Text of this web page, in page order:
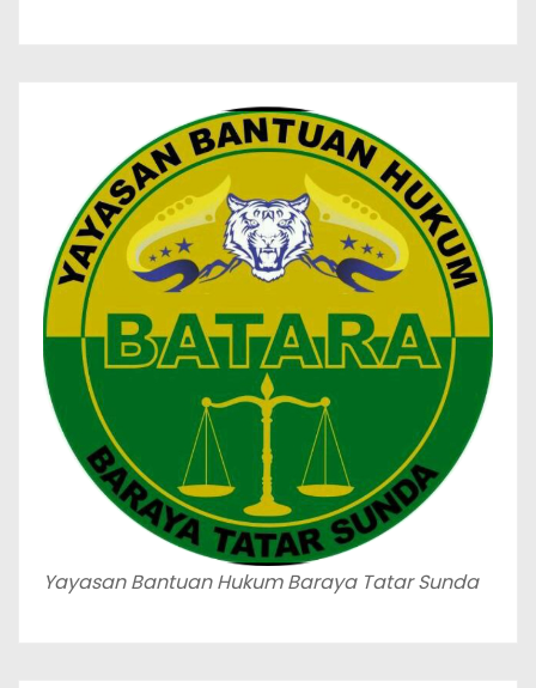
Yayasan Bantuan Hukum Baraya Tatar Sunda